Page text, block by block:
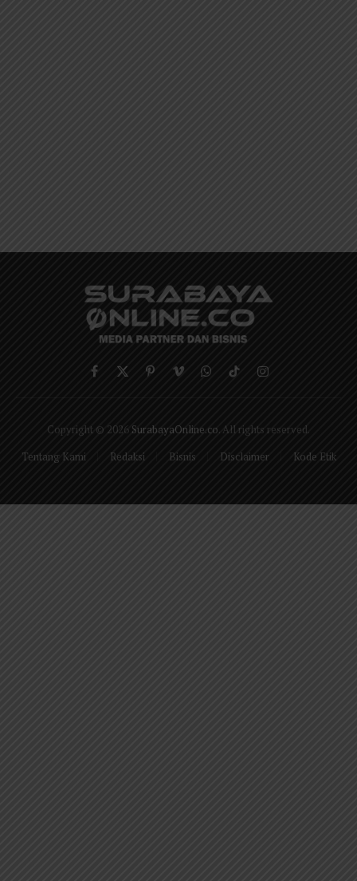
Facebook
X
PinterestVimeoWhatsApp
TikTokInstagram
Copyright © 2026 SurabayaOnline.co. All rights reserved.
Tentang Kami
Redaksi Bisnis Disclaimer Kode Etik